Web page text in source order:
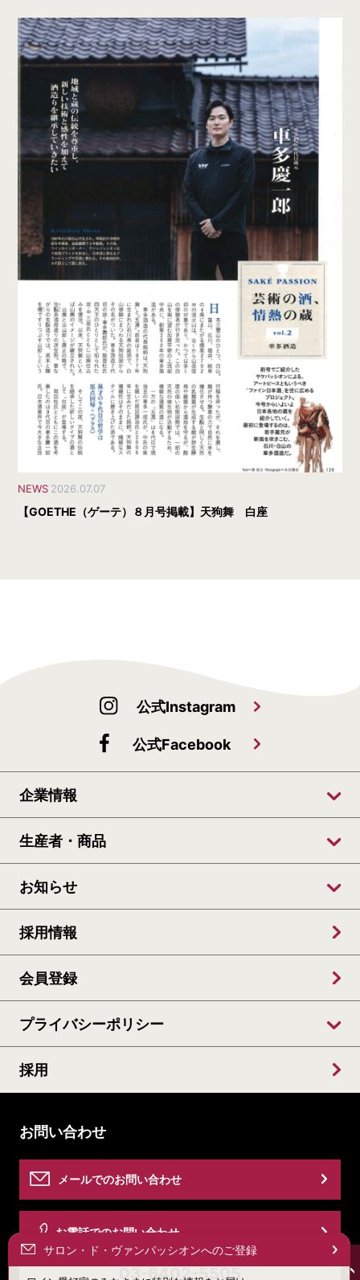
NEWS 2026.07.07
【GOETHE（ゲーテ）８月号掲載】天狗舞 白座
公式Instagram
公式Facebook
企業情報
生産者・商品
お知らせ
採用情報
会員登録
プライバシーポリシー
採用
お問い合わせ
メールでのお問い合わせ
お電話でのお問い合わせ
03-6402-5505
サロン・ド・ヴァンパッシオンへのご登録